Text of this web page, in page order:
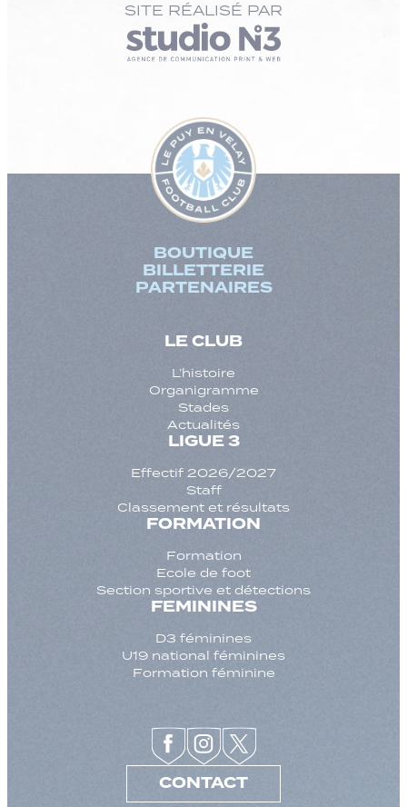
SITE RÉALISÉ PAR
BOUTIQUE
BILLETTERIE
PARTENAIRES
LE CLUB
L’histoire
Organigramme
Stades
Actualités
LIGUE 3
Effectif 2026/2027
Staff
Classement et résultats
FORMATION
Formation
Ecole de foot
Section sportive et détections
FEMININES
D3 féminines
U19 national féminines
Formation féminine
CONTACT